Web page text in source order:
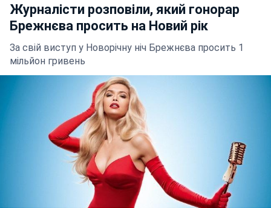
Журналісти розповіли, який гонорар
Брежнєва просить на Новий рік
За свій виступ у Новорічну ніч Брежнєва просить 1
мільйон гривень